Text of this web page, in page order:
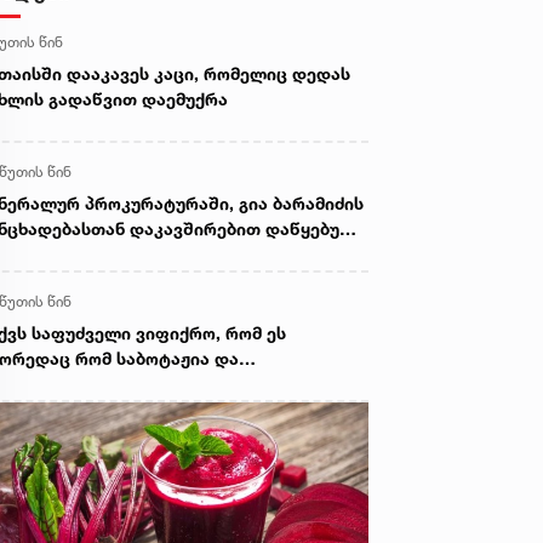
წინ
დააკავეს კაცი, რომელიც დედას
გადაწვით დაემუქრა
წინ
პროკურატურაში, გია ბარამიძის
დაკავშირებით დაწყებული
წინ
საფუძველი ვიფიქრო, რომ ეს
რომ საბოტაჟია და
და საკუთარი ქვეყნის მიმართ -
ვოლსკი გიორგი ბარამიძის